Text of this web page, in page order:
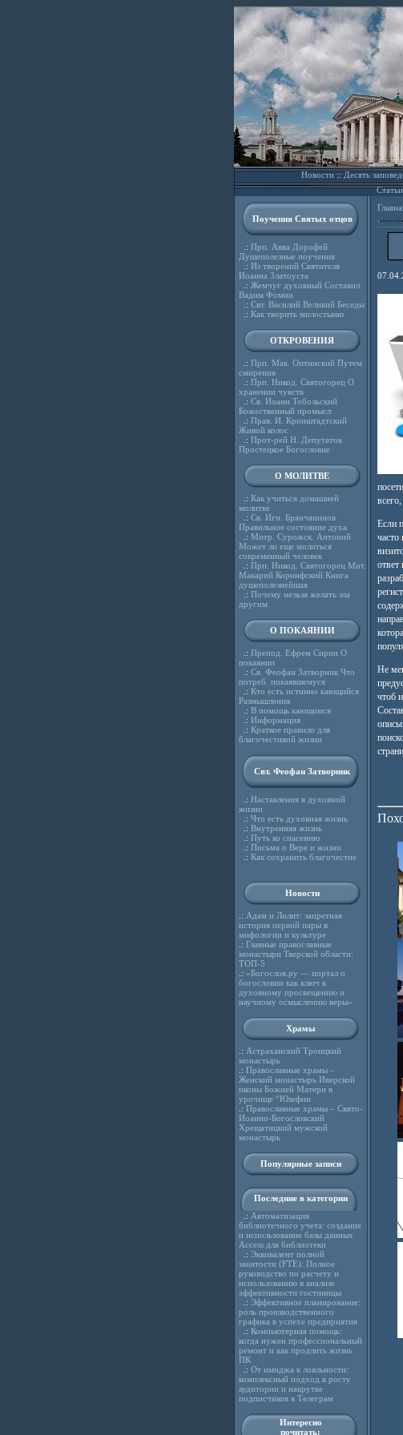
Новости::Десять
Статьи
Поучения Святых отцов
.: Прп. Авва Дорофей
Душеполезные поучения
.: Из творений Святителя
Иоанна Златоуста
.: Жемчуг духовный Составил
Вадим Фомин
.: Свт. Василий Великий Беседы
.: Как творить милостыню
ОТКРОВЕНИЯ
.: Прп. Мак. Оптинский Путем
смирения
.: Прп. Никод. Святогорец О
хранении чувств
.: Св. Иоанн Тобольский
Божественный промысл
.: Прав. И. Кронштадтский
Живой колос
.: Прот-рей Н. Депутатов
Простецкое Богословие
О МОЛИТВЕ
.: Как учиться домашней
молитве
.: Св. Игн. Брянчанинов
Правильное состояние духа
.: Митр. Сурожск. Антоний
Может ли еще молиться
современный человек
.: Прп. Никод. Святогорец Мит.
Макарий Коринфский Книга
душеполезнейшая
.: Почему нельзя желать зла
другим
О ПОКАЯНИИ
.: Препод. Ефрем Сирин О
покаянии
.: Св. Феофан Затворник Что
потреб. покаявшемуся
.: Кто есть истинно кающийся.
Размышления
.: В помощь кающимся
.: Информация
.: Краткое правило для
благочестивой жизни
Свт. Феофан Затворник
.: Наставления в духовной
жизни
.: Что есть духовная жизнь
.: Внутренняя жизнь
.: Путь ко спасению
.: Письма о Вере и жизни
.: Как сохранить благочестие
Новости
.: Адам и Лилит: запретная
история первой пары в
мифологии и культуре
.: Главные православные
монастыри Тверской области:
ТОП-5
.: «Богослов.ру — портал о
богословии как ключ к
духовному просвещению и
научному осмыслению веры»
Храмы
.: Астраханский Троицкий
монастырь
.: Православные храмы –
Женский монастырь Иверской
иконы Божией Матери в
урочище “Юзефин
.: Православные храмы – Свято-
Иоанно-Богословский
Хрещатицкий мужской
монастырь
Популярные записи
Последние в категории
.: Автоматизация
библиотечного учета: создание
и использование базы данных
Access для библиотеки
.: Эквивалент полной
занятости (FTE): Полное
руководство по расчету и
использованию в анализе
эффективности гостиницы
.: Эффективное планирование:
роль производственного
графика в успехе предприятия
.: Компьютерная помощь:
когда нужен профессиональный
ремонт и как продлить жизнь
ПК
.: От имиджа к лояльности:
комплексный подход к росту
аудитории и накрутке
подписчиков в Телеграм
Интересно
почитать:
Если
ответ
Не
чтоб